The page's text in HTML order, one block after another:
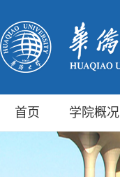
首页 学院概况